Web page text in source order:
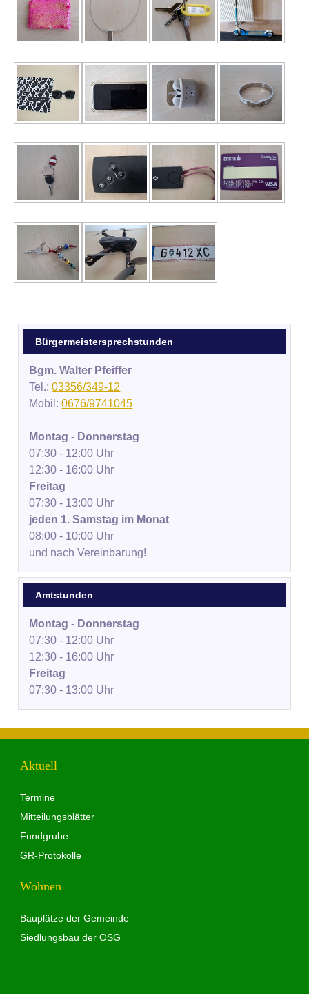
Bürgermeistersprechstunden
Bgm. Walter Pfeiffer
Tel.:03356/349-12
Mobil:0676/9741045
Montag - Donnerstag
07:30 - 12:00 Uhr
12:30 - 16:00 Uhr
Freitag
07:30 - 13:00 Uhr
jeden 1. Samstag im Monat
08:00 - 10:00 Uhr
und nach Vereinbarung!
Amtstunden
Montag - Donnerstag
07:30 - 12:00 Uhr
12:30 - 16:00 Uhr
Freitag
07:30 - 13:00 Uhr
Aktuell
Termine
Mitteilungsblätter
Fundgrube
GR-Protokolle
Wohnen
Bauplätze der Gemeinde
Siedlungsbau der OSG